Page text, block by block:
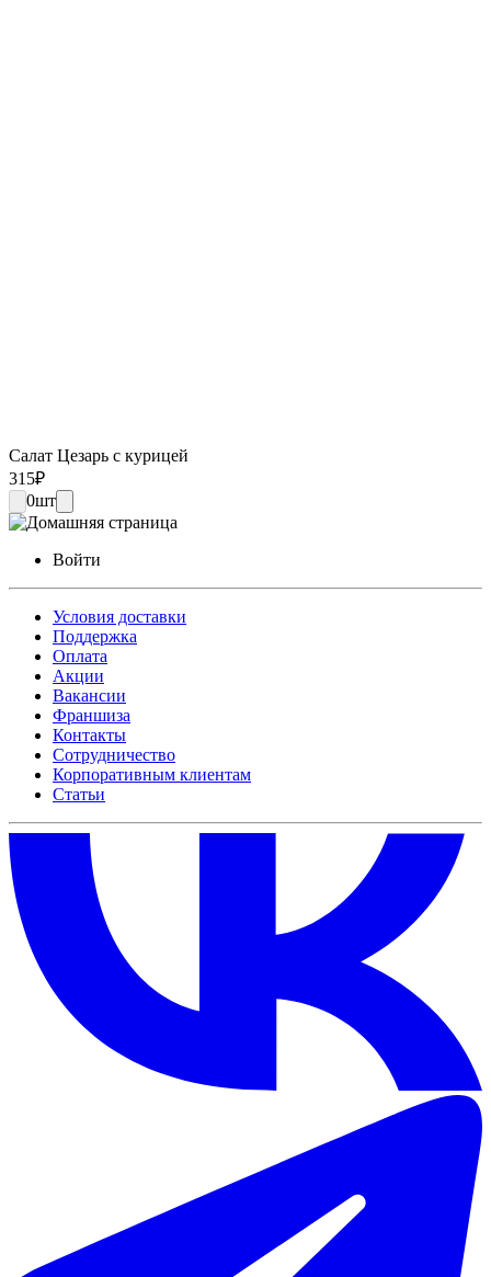
Салат Цезарь с курицей
315₽
0шт
Войти
Условия доставки
Поддержка
Оплата
Акции
Вакансии
Франшиза
Контакты
Сотрудничество
Корпоративным клиентам
Статьи